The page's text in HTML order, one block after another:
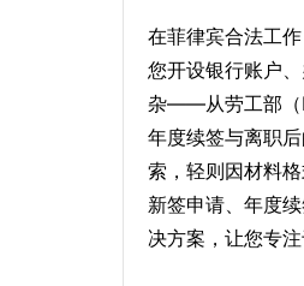
在菲律宾合法工
您开设银行账户
杂——从劳工部（
年度续签与离职
索，轻则因材料
新签申请、年度
决方案，让您专